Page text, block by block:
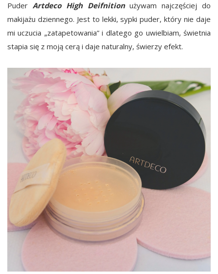
Puder Artdeco High Deifnitionużywam najczęściej do
makijażu dziennego. Jest to lekki, sypki puder, który nie daje
mi uczucia „zatapetowania” i dlatego go uwielbiam, świetnia
stapia się z moją cerą i daje naturalny, świerzy efekt.